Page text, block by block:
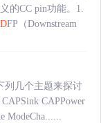
的CC pin功能。1.
FP（Downstream
列几个主题来探讨
CAPPower
ModeCha......